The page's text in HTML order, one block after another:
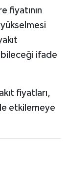
fiyatının
ifade
fiyatları,
etkilemeye